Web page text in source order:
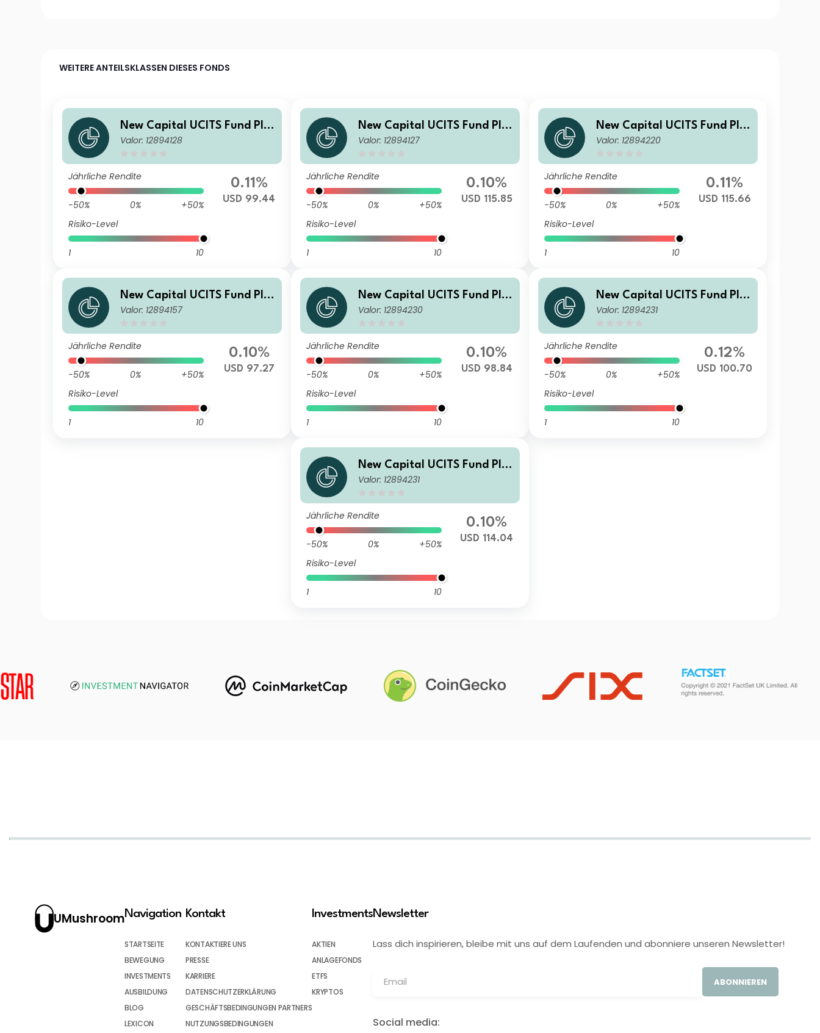
WEITERE ANTEILSKLASSEN DIESES FONDS
New Capital UCITS Fund Plc
- New Capital Fixed Maturit
ome
Valor: 12894128
Jährliche Rendite
-50% 0%
+50%
Risiko-Level
1 10
0.11%
USD 99.44
New Capital UCITS Fund Plc
- New Capital Fixed Maturit
cumulation
Valor: 12894127
Jährliche Rendite
-50% 0%
+50%
Risiko-Level
1 10
0.10%
USD 115.85
New Capital UCITS Fund Plc
- New Capital Fixed Maturit
umulation
Valor: 12894220
Jährliche Rendite
-50% 0%
+50%
Risiko-Level
1 10
0.11%
USD 115.66
New Capital UCITS Fund Plc
- New Capital Fixed Maturit
ome
Valor: 12894157
Jährliche Rendite
-50% 0%
+50%
Risiko-Level
1 10
0.10%
USD 97.27
New Capital UCITS Fund Plc
- New Capital Fixed Maturit
ome
Valor: 12894230
Jährliche Rendite
-50% 0%
+50%
Risiko-Level
1 10
0.10%
USD 98.84
New Capital UCITS Fund Plc
- New Capital Fixed Maturit
me
Valor: 12894231
Jährliche Rendite
-50% 0%
+50%
Risiko-Level
1 10
0.12%
USD 100.70
New Capital UCITS Fund Plc
- New Capital Fixed Maturit
umulation
Valor: 12894231
Jährliche Rendite
-50% 0%
+50%
Risiko-Level
1 10
0.10%
USD 114.04
UMushroomNavigation
STARTSEITE
BEWEGUNG
INVESTMENTS
AUSBILDUNG
BLOG
LEXICON
Kontakt
KONTAKTIERE UNS
PRESSE
KARRIERE
DATENSCHUTZERKLÄRUNG
GESCHÄFTSBEDINGUNGEN PARTNERS
NUTZUNGSBEDINGUNGEN
Investments
AKTIEN
ANLAGEFONDS
ETFS
KRYPTOS
Newsletter
Lass dich inspirieren, bleibe mit uns auf dem Laufenden und abonniere unseren Newsletter!
ABONNIEREN
Social media: